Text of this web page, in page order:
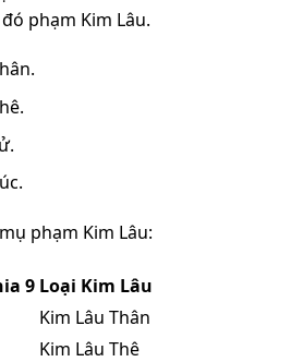
phạm Kim Lâu.
phạm Kim Lâu:
9 Loại Kim Lâu
Kim Lâu Thân
Kim Lâu Thê